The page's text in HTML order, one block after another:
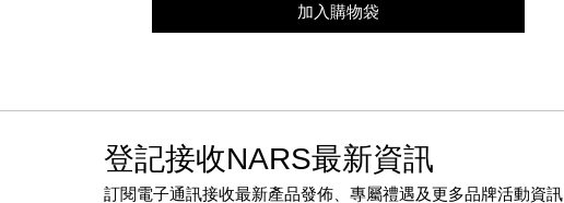
加入購物袋
登記接收NARS最新資訊
訂閱電子通訊接收最新產品發佈、專屬禮遇及更多品牌活動資訊